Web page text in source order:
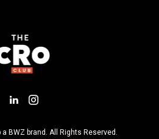
Add us on LinkedIn
Follow us on
a BWZOpens new window
brand. All Rights Reserved.